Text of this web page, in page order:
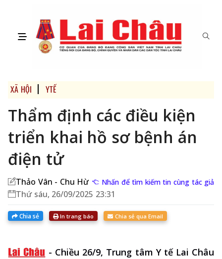
XÃ HỘI YTẾ
Thẩm định các điều kiện
triển khai hồ sơ bệnh án
điện tử
Thảo Vân - Chu Hừ Nhấn để tìm kiếm tin cùng tác giả
Thứ sáu, 26/09/2025 23:31
Chia sẻ In trang báo Chia sẻ qua Email
- Chiều 26/9, Trung tâm Y tế Lai Châu